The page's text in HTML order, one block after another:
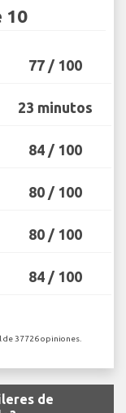
10
77 / 100
23 minutos
84 / 100
80 / 100
80 / 100
84 / 100
de 37726 opiniones.
de